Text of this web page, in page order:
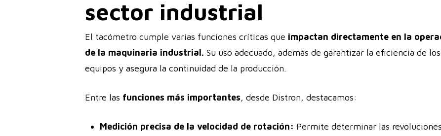
sector industrial
El tacómetro cumple varias funciones críticas que impactan directamente en la
de la maquinaria industrial. Su uso adecuado, además de garantizar la eficiencia de
equipos y asegura la continuidad de la producción.
Entre las funciones más importantes, desde Distron, destacamos:
Medición precisa de la velocidad de rotación: Permite determinar las